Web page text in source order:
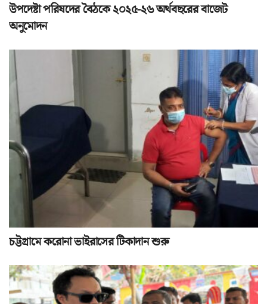
উপদেষ্টা পরিষদের বৈঠকে ২০২৫-২৬ অর্থবছরের বাজেট
অনুমোদন
চট্টগ্রামে করোনা ভাইরাসের টিকাদান শুরু